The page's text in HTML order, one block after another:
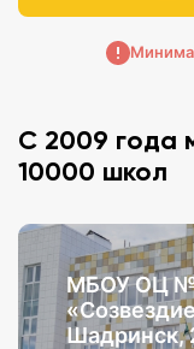
С 2009 года
10000 школ
МБОУ ОЦ
Шадринск,